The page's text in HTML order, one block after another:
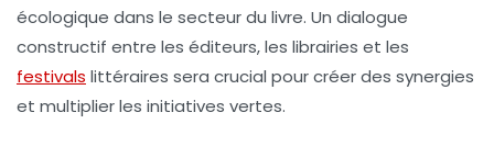
écologique dans le secteur du livre. Un dialogue
constructif entre les éditeurs, les librairies et les
festivals littéraires sera crucial pour créer des synergies
et multiplier les initiatives vertes.